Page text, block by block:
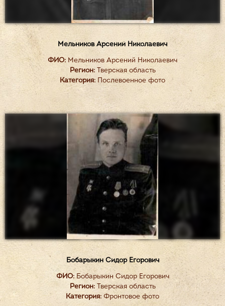
Мельников Арсений Николаевич
ФИО: Мельников Арсений Николаевич
Регион:Тверская область
Категория: Послевоенное фото
Бобарыкин Сидор Егорович
ФИО:Бобарыкин Сидор Егорович
Регион:Тверская область
Категория: Фронтовое фото